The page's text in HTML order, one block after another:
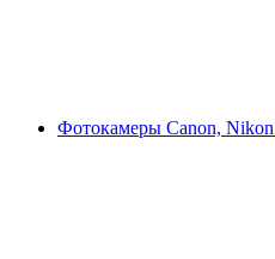
Фотокамеры Canon,